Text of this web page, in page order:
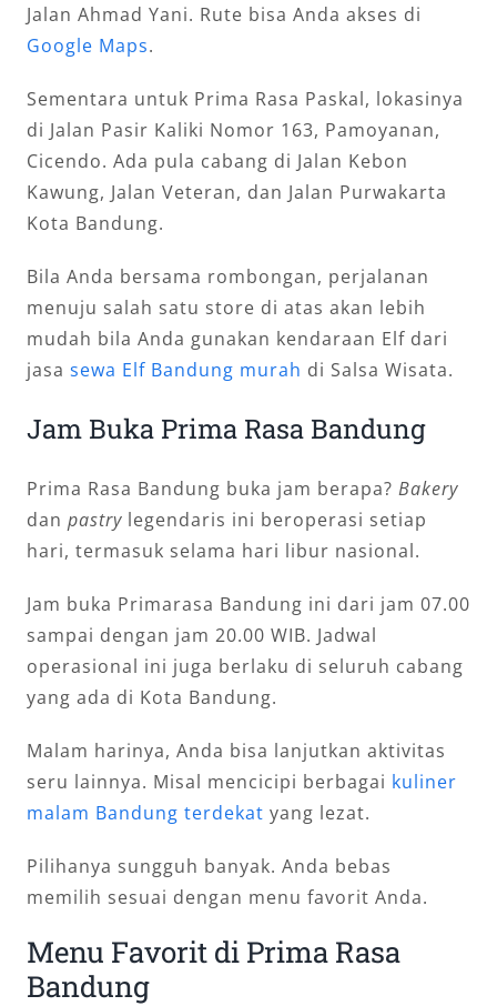
Jalan Ahmad Yani. Rute bisa Anda akses di
Google Maps.
Sementara untuk Prima Rasa Paskal, lokasinya
di Jalan Pasir Kaliki Nomor 163, Pamoyanan,
Cicendo. Ada pula cabang di Jalan Kebon
Kawung, Jalan Veteran, dan Jalan Purwakarta
Kota Bandung.
Bila Anda bersama rombongan, perjalanan
menuju salah satu store di atas akan lebih
mudah bila Anda gunakan kendaraan Elf dari
jasa sewa Elf Bandung murah di Salsa Wisata.
Jam Buka Prima Rasa Bandung
Prima Rasa Bandung buka jam berapa? Bakery
dan pastrylegendaris ini beroperasi setiap
hari, termasuk selama hari libur nasional.
Jam buka Primarasa Bandung ini dari jam 07.00
sampai dengan jam 20.00 WIB. Jadwal
operasional ini juga berlaku di seluruh cabang
yang ada di Kota Bandung.
Malam harinya, Anda bisa lanjutkan aktivitas
seru lainnya. Misal mencicipi berbagai kuliner
malam Bandung terdekat yang lezat.
Pilihanya sungguh banyak. Anda bebas
memilih sesuai dengan menu favorit Anda.
Menu Favorit di Prima Rasa
Bandung